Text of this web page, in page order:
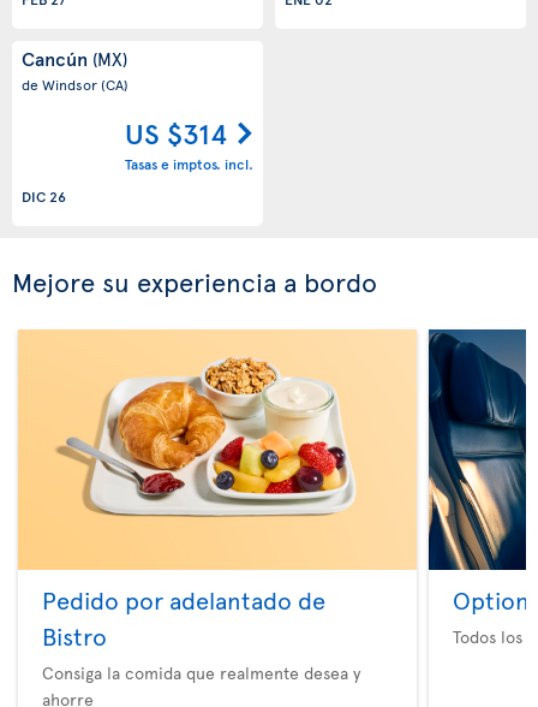
Cancún (MX)
de Windsor(CA)
US $314
Tasas e imptos. incl.
DIC 26
Mejore su experiencia a bordo
Pedido por adelantado de
Bistro
Consiga la comida que realmente desea y
ahorre
Option
Todos los